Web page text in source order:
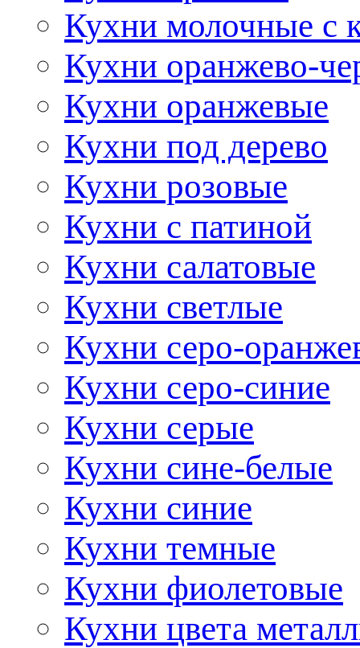
Кухни молочные с
Кухни оранжево-
Кухни оранжевые
Кухни под дерево
Кухни розовые
Кухни с патиной
Кухни салатовые
Кухни светлые
Кухни серо-
Кухни серо-синие
Кухни серые
Кухни сине-белые
Кухни синие
Кухни темные
Кухни фиолетовые
Кухни цвета